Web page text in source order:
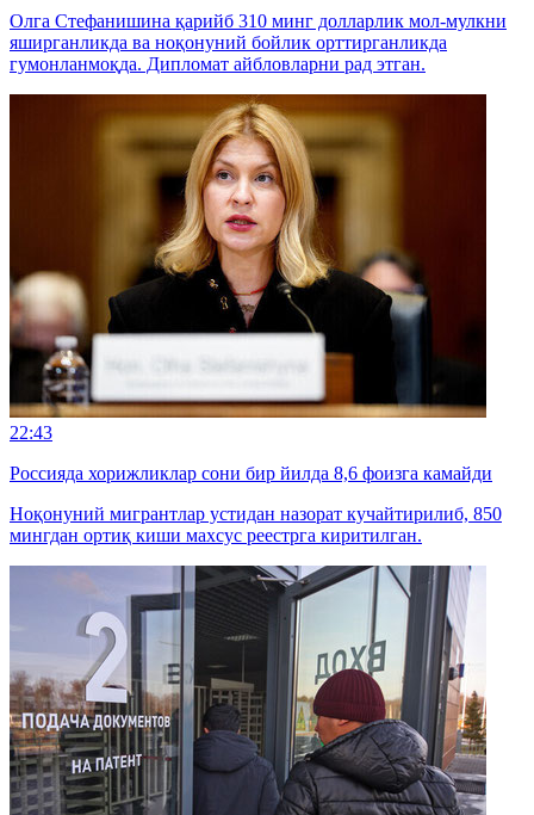
Олга Стефанишина қарийб 310 минг долларлик мол-мулкни
яширганликда ва ноқонуний бойлик орттирганликда
гумонланмоқда. Дипломат айбловларни рад этган.
22:43
Россияда хорижликлар сони бир йилда 8,6 фоизга камайди
Ноқонуний мигрантлар устидан назорат кучайтирилиб, 850
мингдан ортиқ киши махсус реестрга киритилган.